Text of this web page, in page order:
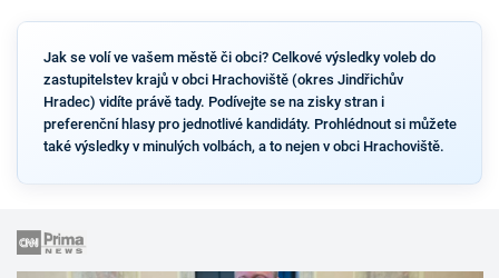
Jak se volí ve vašem městě či obci? Celkové výsledky voleb do
zastupitelstev krajů v obci Hrachoviště (okres Jindřichův
Hradec) vidíte právě tady. Podívejte se na zisky stran i
preferenční hlasy pro jednotlivé kandidáty. Prohlédnout si můžete
také výsledky v minulých volbách, a to nejen v obci Hrachoviště.